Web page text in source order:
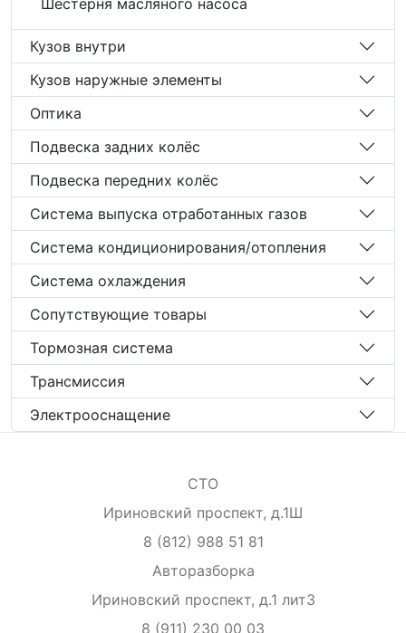
Шестерня масляного насоса
Кузов внутри
Кузов наружные элементы
Оптика
Подвеска задних колёс
Подвеска передних колёс
Система выпуска отработанных газов
Система кондиционирования/отопления
Система охлаждения
Сопутствующие товары
Тормозная система
Трансмиссия
Электрооснащение
СТО
Ириновский проспект, д.1Ш
8 (812) 988 51 81
Авторазборка
Ириновский проспект, д.1 лит3
8 (911) 230 00 03